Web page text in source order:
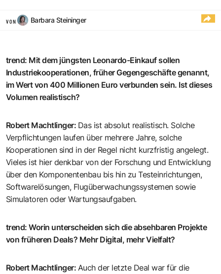
VON Barbara Steininger
trend: Mit dem jüngsten Leonardo-Einkauf sollen
Industriekooperationen, früher Gegengeschäfte genannt,
im Wert von 400 Millionen Euro verbunden sein. Ist dieses
Volumen realistisch?
Robert Machtlinger: Das ist absolut realistisch. Solche
Verpflichtungen laufen über mehrere Jahre, solche
Kooperationen sind in der Regel nicht kurzfristig angelegt.
Vieles ist hier denkbar von der Forschung und Entwicklung
über den Komponentenbau bis hin zu Testeinrichtungen,
Softwarelösungen, Flugüberwachungssystemen sowie
Simulatoren oder Wartungsaufgaben.
trend:Worin unterscheiden sich die absehbaren Projekte
von früheren Deals? Mehr Digital, mehr Vielfalt?
Robert Machtlinger: Auch der letzte Deal war für die